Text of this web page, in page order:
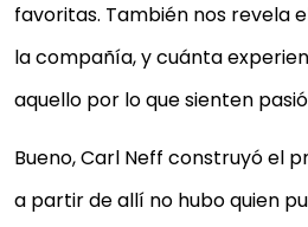
favoritas. También nos revela
la compañía, y cuánta
aquello por lo que sienten
Bueno, Carl Neff construyó el
a partir de allí no hubo quien